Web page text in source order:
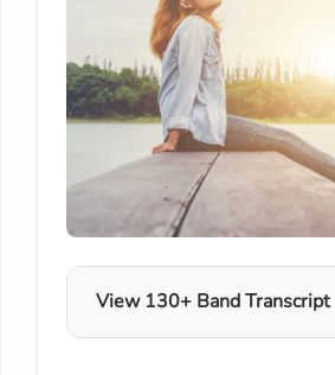
View 130+ Band Transcript